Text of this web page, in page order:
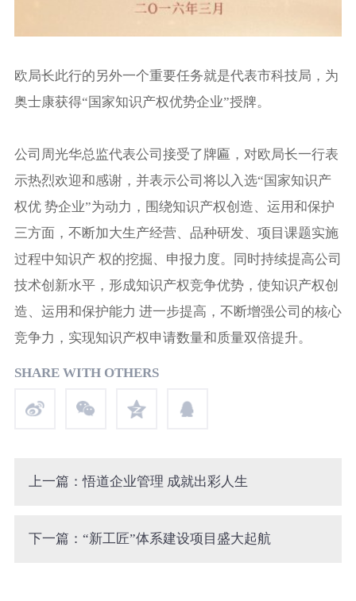
欧局长此行的另外一个重要任务就是代表市科技局，为
奥士康获得“国家知识产权优势企业”授牌。
公司周光华总监代表公司接受了牌匾，对欧局长一行表
示热烈欢迎和感谢，并表示公司将以入选“国家知识产
权优 势企业”为动力，围绕知识产权创造、运用和保护
三方面，不断加大生产经营、品种研发、项目课题实施
过程中知识产 权的挖掘、申报力度。同时持续提高公司
技术创新水平，形成知识产权竞争优势，使知识产权创
造、运用和保护能力 进一步提高，不断增强公司的核心
竞争力，实现知识产权申请数量和质量双倍提升。
SHARE WITH OTHERS
上一篇：悟道企业管理 成就出彩人生
下一篇：“新工匠”体系建设项目盛大起航